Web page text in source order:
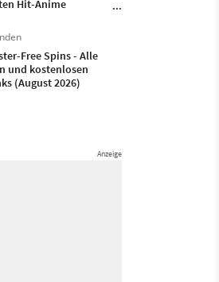
Hit-Anime
Broche enthüllt,
ist
Free Spins - Alle
und kostenlosen
(August 2026)